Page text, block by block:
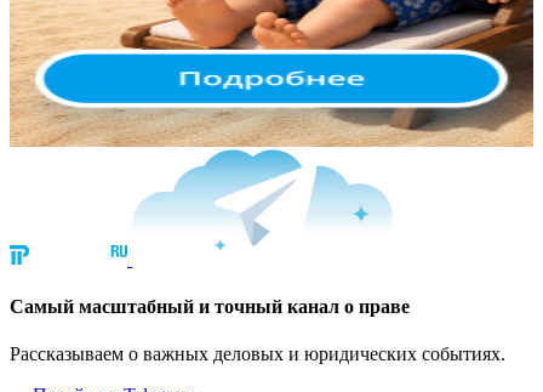
Cамый масштабный и точный канал о праве
Рассказываем о важных деловых и юридических событиях.